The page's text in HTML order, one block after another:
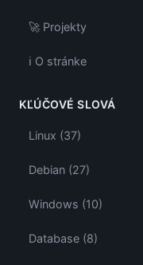
🚀 Projekty
ℹ️ O stránke
KĽÚČOVÉ SLOVÁ
Linux (37)
Debian (27)
Windows (10)
Database (8)